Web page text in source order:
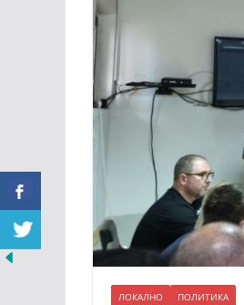
ЛОКАЛНО ПОЛИТИКА